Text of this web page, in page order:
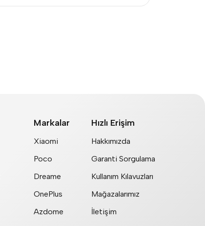
Markalar
Xiaomi
Poco
Dreame
OnePlus
Azdome
Hızlı Erişim
Hakkımızda
Garanti Sorgulama
Kullanım Kılavuzları
Mağazalarımız
İletişim